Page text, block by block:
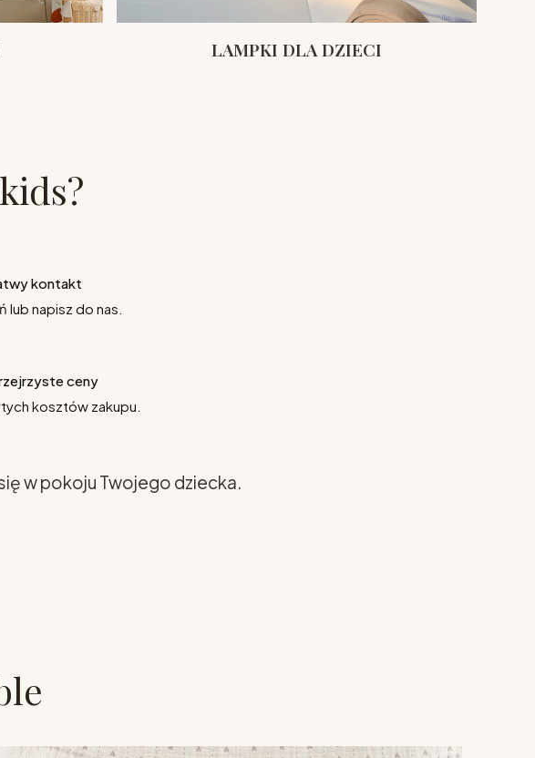
LAMPKI DLA DZIECI
kontakt
lub napisz do nas.
ceny
kosztów zakupu.
w pokoju Twojego dziecka.